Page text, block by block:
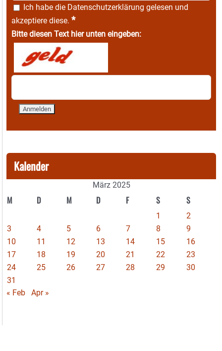
Ich habe die Datenschutzerklärung gelesen und
akzeptiere diese. *
Bitte diesen Text hier unten eingeben:
Kalender
März 2025
M D M D F S S
1
2
3
4 5 6 7 8
9
10
11 12 13 14 15
16
17
18 19 20 21 22
23
24
25 26 27 28 29
30
31
« Feb
Apr »